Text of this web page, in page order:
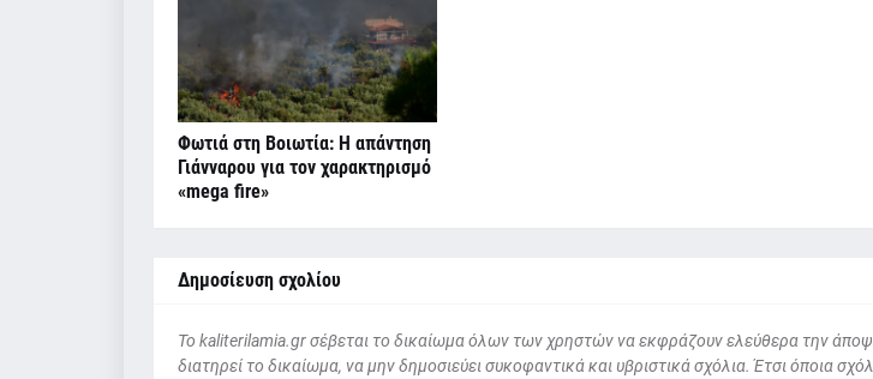
Φωτιά στη Βοιωτία: Η απάντηση
Γιάνναρου για τον χαρακτηρισμό
«mega fire»
Δημοσίευση σχολίου
To kaliterilamia.gr σέβεται το δικαίωμα όλων των χρηστών να εκφράζουν ελεύθερα την
διατηρεί το δικαίωμα, να μην δημοσιεύει συκοφαντικά και υβριστικά σχόλια. Έτσι όποια